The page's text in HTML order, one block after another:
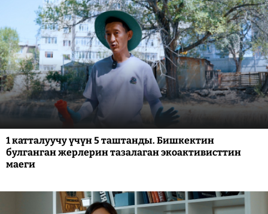
1 катталуучу үчүн 5 таштанды. Бишкектин
булганган жерлерин тазалаган экоактивисттин
маеги